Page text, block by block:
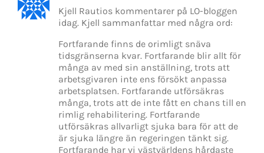
Kjell Rautios kommentarer på LO-bloggen
idag. Kjell sammanfattar med några ord:
Fortfarande finns de orimligt snäva
tidsgränserna kvar. Fortfarande blir allt för
många av med sin anställning, trots att
arbetsgivaren inte ens försökt anpassa
arbetsplatsen. Fortfarande utförsäkras
många, trots att de inte fått en chans till en
rimlig rehabilitering. Fortfarande
utförsäkras allvarligt sjuka bara för att de
är sjuka längre än regeringen tänkt sig.
Fortfarande har vi västvärldens hårdaste